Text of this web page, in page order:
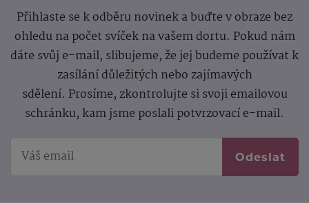
Přihlaste se k odběru novinek a buďte v obraze bez
ohledu na počet svíček na vašem dortu. Pokud nám
dáte svůj e-mail, slibujeme, že jej budeme používat k
zasílání důležitých nebo zajímavých
sdělení. Prosíme, zkontrolujte si svoji emailovou
schránku, kam jsme poslali potvrzovací e-mail.
Odeslat